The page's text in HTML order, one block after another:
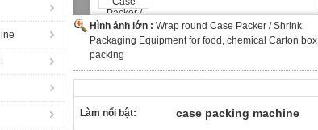
Hình ảnh lớn : Wrap round Case Packer / Shrink
Packaging Equipment for food, chemical Carton box
packing
Làm nổi bật: case packing machine